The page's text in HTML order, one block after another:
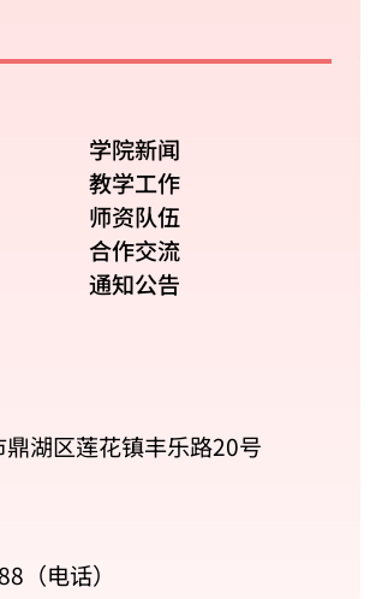
湖区莲花镇丰乐路20号
（电话）
学院新闻
教学工作
师资队伍
合作交流
通知公告